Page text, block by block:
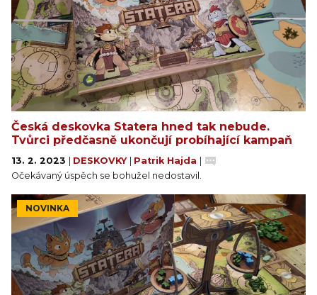
Česká deskovka Statera hned tak nebude.
Tvůrci předčasně ukončují probíhající kampaň
13. 2. 2023 DESKOVKY Patrik Hajda
Očekávaný úspěch se bohužel nedostavil.
NOVINKA